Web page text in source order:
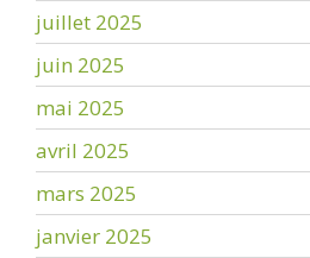
juillet 2025
juin 2025
mai 2025
avril 2025
mars 2025
janvier 2025